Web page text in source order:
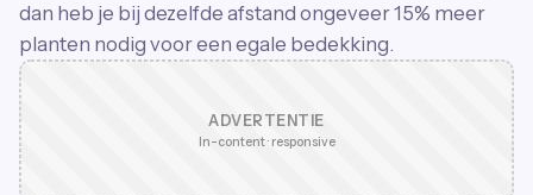
dan heb je bij dezelfde afstand ongeveer 15% meer
planten nodig voor een egale bedekking.
ADVERTENTIE
In-content · responsive